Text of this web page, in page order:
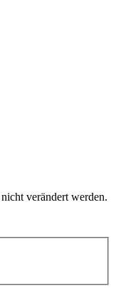
verändert werden.